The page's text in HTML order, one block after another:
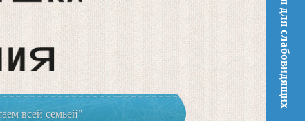
Версия для слабовидящих
всей семьей"